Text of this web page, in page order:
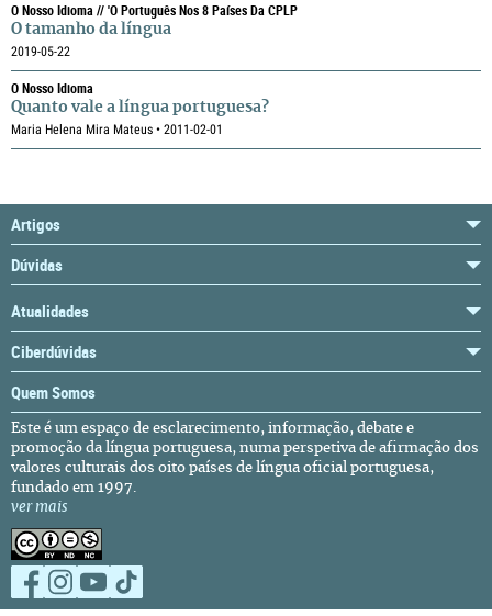
O Nosso Idioma // 'O Português Nos 8 Países Da CPLP
O tamanho da língua
2019-05-22
O Nosso Idioma
Quanto vale a língua portuguesa?
Maria Helena Mira Mateus • 2011-02-01
Artigos
Dúvidas
Atualidades
Ciberdúvidas
Quem Somos
Este é um espaço de esclarecimento, informação, debate e
promoção da língua portuguesa, numa perspetiva de afirmação dos
valores culturais dos oito países de língua oficial portuguesa,
fundado em 1997.
ver mais